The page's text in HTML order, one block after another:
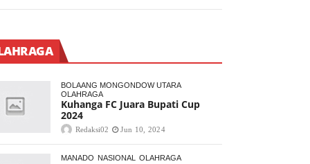
BOLAANG MONGONDOW UTARA
OLAHRAGA
Kuhanga FC Juara Bupati Cup
2024
Redaksi02 Jun 10, 2024
MANADO NASIONAL OLAHRAGA